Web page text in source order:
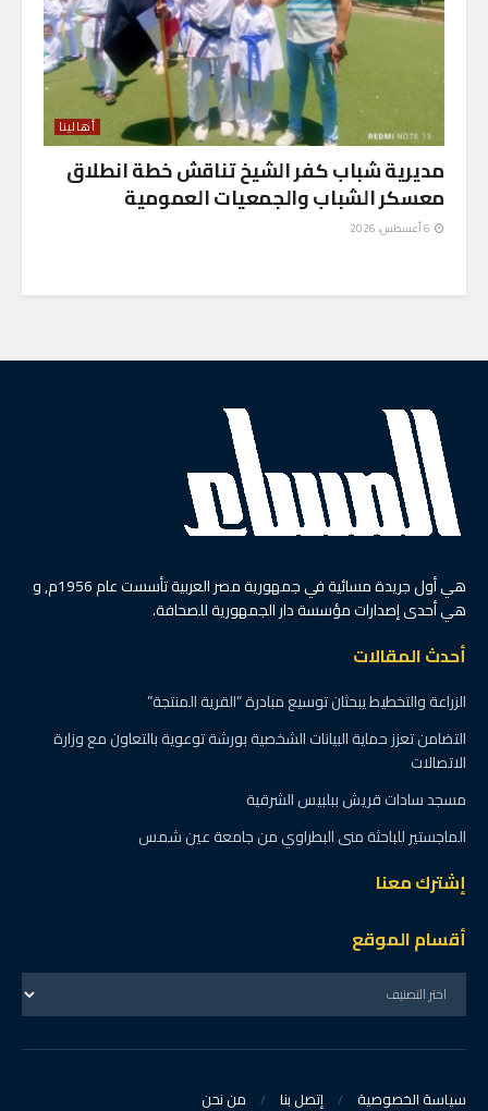
أهالينا
مديرية شباب كفر الشيخ تناقش خطة انطلاق
معسكر الشباب والجمعيات العمومية
هي أول جريدة مسائية في جمهورية مصر العربية تأسست عام 1956م, و
هي أحدى إصدارات مؤسسة دار الجمهورية للصحافة.
أحدث المقالات
الزراعة والتخطيط يبحثان توسيع مبادرة “القرية المنتجة”
التضامن تعزز حماية البيانات الشخصية بورشة توعوية بالتعاون مع وزارة
الاتصالات
مسجد سادات قريش ببلبيس الشرقية
الماجستير للباحثة منى البطراوي من جامعة عين شمس
إشترك معنا
أقسام الموقع
سياسة الخصوصية إتصل بنا من نحن